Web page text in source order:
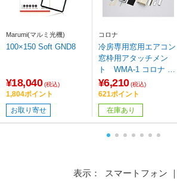
Marumi(マルミ光機)
100×150 Soft GND8
¥18,040 (税込)
1,804ポイント
お取り寄せ
コロナ
冷房専用窓用エアコン
窓枠用アタッチメン
ト WMA-1 コロナ W
MA-1
¥6,210 (税込)
621ポイント
在庫あり
表示： スマートフォン ｜